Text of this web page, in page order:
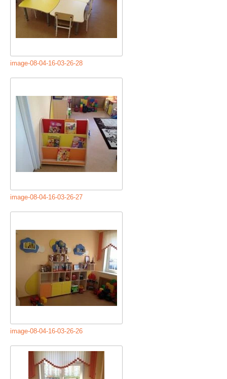
image-08-04-16-03-26-28
image-08-04-16-03-26-27
image-08-04-16-03-26-26